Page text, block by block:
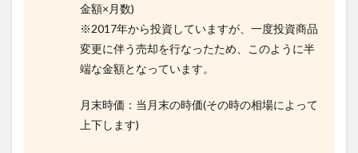
金額×月数)
※2017年から投資していますが、一度投資商品
変更に伴う売却を行なったため、このように半
端な金額となっています。
月末時価：当月末の時価(その時の相場によって
上下します)